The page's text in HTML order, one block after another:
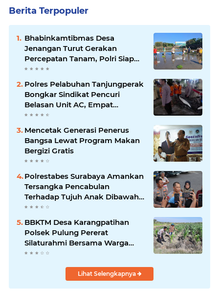
Berita Terpopuler
Bhabinkamtibmas Desa
Jenangan Turut Gerakan
Percepatan Tanam, Polri Siap
Kawal Swasembada Pangan
Kabupaten Ponorogo
Polres Pelabuhan Tanjungperak
Bongkar Sindikat Pencuri
Belasan Unit AC, Empat
Tersangka Diamankan
Mencetak Generasi Penerus
Bangsa Lewat Program Makan
Bergizi Gratis
Polrestabes Surabaya Amankan
Tersangka Pencabulan
Terhadap Tujuh Anak Dibawah
Umur
BBKTM Desa Karangpatihan
Polsek Pulung Pererat
Silaturahmi Bersama Warga
Wujudkan Kamtibmas yang
Lihat Selengkapnya